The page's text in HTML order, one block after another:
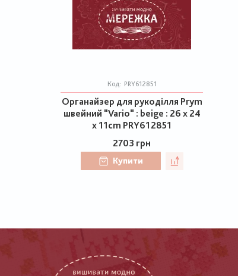
Код: PRY612851
Органайзер для рукоділля Prym
швейний "Vario" : beige : 26 x 24
x 11cm PRY612851
2703 грн
Купити